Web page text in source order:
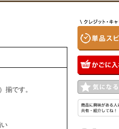
揃です。